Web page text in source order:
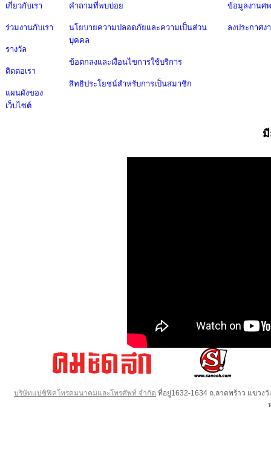
เกี่ยวกับเรา
ร่วมงานกับเรา
รางวัล
ติดต่อเรา
แผนผังของ
เว็บไซต์
คำถามที่พบบ่อย
นโยบายความปลอดภัยและความเป็นส่วน
บุคคล
ข้อตกลงและเงื่อนไขการใช้บริการ
สิทธิประโยชน์สำหรับการเป็นสมาชิก
ข้อมูลงานศพ
ลงประกาศง
บริษัทแปซิฟิคโทรคมนาคมและโทรศัพท์ จำกัด ที่อยู่1632-1634 ถ.ลาดพร้าว แขวง